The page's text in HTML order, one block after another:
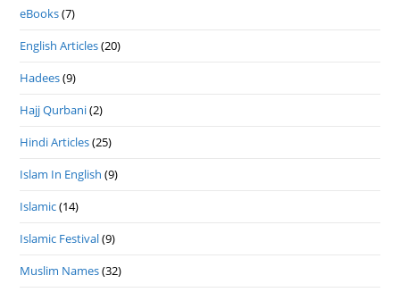
eBooks(7)
English Articles(20)
Hadees(9)
Hajj Qurbani(2)
Hindi Articles(25)
Islam In English (9)
Islamic(14)
Islamic Festival(9)
Muslim Names(32)